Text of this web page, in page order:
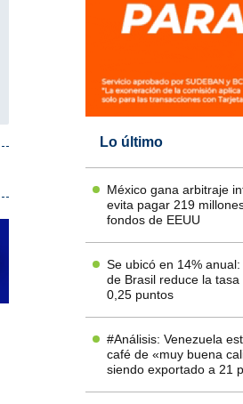
Lo último
México gana arbitraje
evita pagar 219
fondos de EEUU
Se ubicó en 14%
de Brasil reduce la
0,25 puntos
#Análisis: Venezuela
café de «muy buena
siendo exportado a 21